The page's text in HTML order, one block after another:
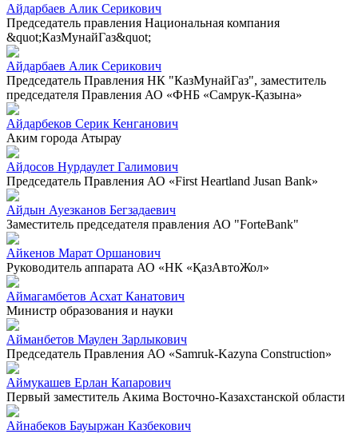
Айдарбаев Алик Серикович
Председатель правления Национальная компания
&quot;КазМунайГаз&quot;
Айдарбаев Алик Серикович
Председатель Правления НК "КазМунайГаз", заместитель
председателя Правления АО «ФНБ «Самрук-Қазына»
Айдарбеков Серик Кенганович
Аким города Атырау
Айдосов Нурдаулет Галимович
Председатель Правления АО «First Heartland Jusan Bank»
Айдын Ауезканов Бегзадаевич
Заместитель председателя правления АО "ForteBank"
Айкенов Марат Оршанович
Руководитель аппарата АО «НК «ҚазАвтоЖол»
Аймагамбетов Асхат Канатович
Министр образования и науки
Айманбетов Маулен Зарлыкович
Председатель Правления АО «Samruk-Kazyna Construction»
Аймукашев Ерлан Капарович
Первый заместитель Акима Восточно-Казахстанской области
Айнабеков Бауыржан Казбекович